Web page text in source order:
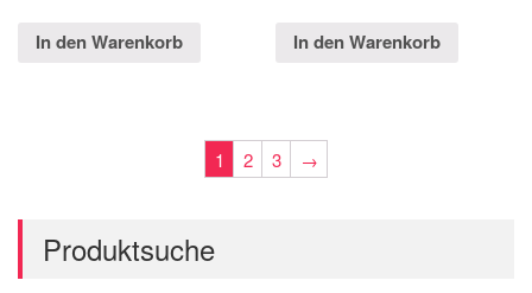
In den Warenkorb In den Warenkorb
1 2 3 →
Produktsuche